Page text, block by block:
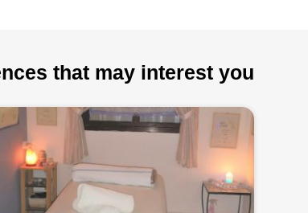
that may interest you